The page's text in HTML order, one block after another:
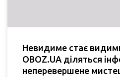
Невидиме стає
OBOZ.UA діляться
неперевершене